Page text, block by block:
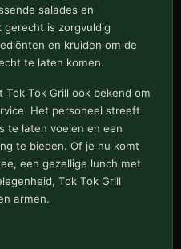
salades en
gerecht is zorgvuldig
en kruiden om de
te laten komen.
Tok Grill ook bekend om
Het personeel streeft
te laten voelen en een
te bieden. Of je nu komt
een gezellige lunch met
Tok Tok Grill
armen.